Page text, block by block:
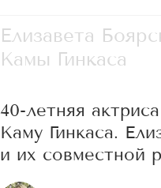
Елизавета
Камы Гинкаса
40-летняя
Каму Гинкаса.
и их совместной